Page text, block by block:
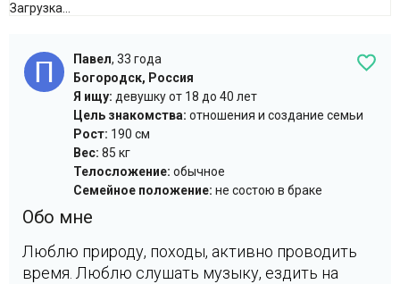
Загрузка...
Павел, 33 года
Богородск, Россия
Я ищу: девушкуот 18 до 40 лет
Цель знакомства: отношения и создание семьи
Рост: 190 см
Вес: 85 кг
Телосложение: обычное
Семейное положение: не состою в браке
Обо мне
Люблю природу, походы, активно проводить
время. Люблю слушать музыку, ездить на